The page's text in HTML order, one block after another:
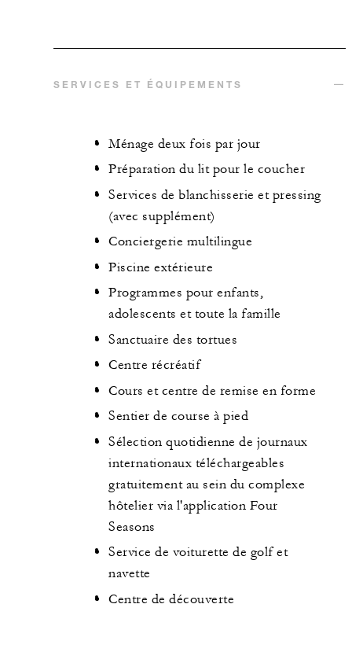
SERVICES ET ÉQUIPEMENTS
Ménage deux fois par jour
Préparation du lit pour le coucher
Services de blanchisserie et pressing
(avec supplément)
Conciergerie multilingue
Piscine extérieure
Programmes pour enfants,
adolescents et toute la famille
Sanctuaire des tortues
Centre récréatif
Cours et centre de remise en forme
Sentier de course à pied
Sélection quotidienne de journaux
internationaux téléchargeables
gratuitement au sein du complexe
hôtelier via l'application Four
Seasons
Service de voiturette de golf et
navette
Centre de découverte